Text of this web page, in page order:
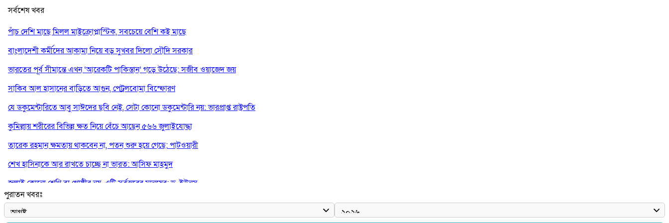
সর্বশেষ খবর
পাঁচ দেশি মাছে মিলল মাইক্রোপ্লাস্টিক, সবচেয়ে বেশি কই মাছে
বাংলাদেশী কর্মীদের আকামা নিয়ে বড় সুখবর দিলো সৌদি সরকার
ভারতের পূর্ব সীমান্তে এখন ‘আরেকটি পাকিস্তান’ গড়ে উঠেছে: সজীব ওয়াজেদ জয়
সাকিব আল হাসানের বাড়িতে আগুন, পেট্রলবোমা বিস্ফোরণ
যে ডকুমেন্টারিতে আবু সাঈদের ছবি নেই, সেটা কোনো ডকুমেন্টারি নয়: ভারপ্রাপ্ত রাষ্ট্রপতি
কুমিল্লায় শরীরের বিভিন্ন ক্ষত নিয়ে বেঁচে আছেন ৫৬৬ জুলাইযোদ্ধা
তারেক রহমান ক্ষমতায় থাকবেন না, পতন শুরু হয়ে গেছে: পাটওয়ারী
শেখ হাসিনাকে আর রাখতে চাচ্ছে না ভারত: আসিফ মাহমুদ
জুলাই কোনো শ্রেণি বা গোষ্ঠীর নয়, এটি সর্বস্তরের মানুষের: ড. ইউনূস
আলিয়া মাদ্রাসায় ছাত্রদল-শিবির সংঘর্ষ, হাতে পাইপ মাথায় হেলমেট পড়ে মাঠে যুবদল নেতা নয়ন
পুরাতন খবরঃ